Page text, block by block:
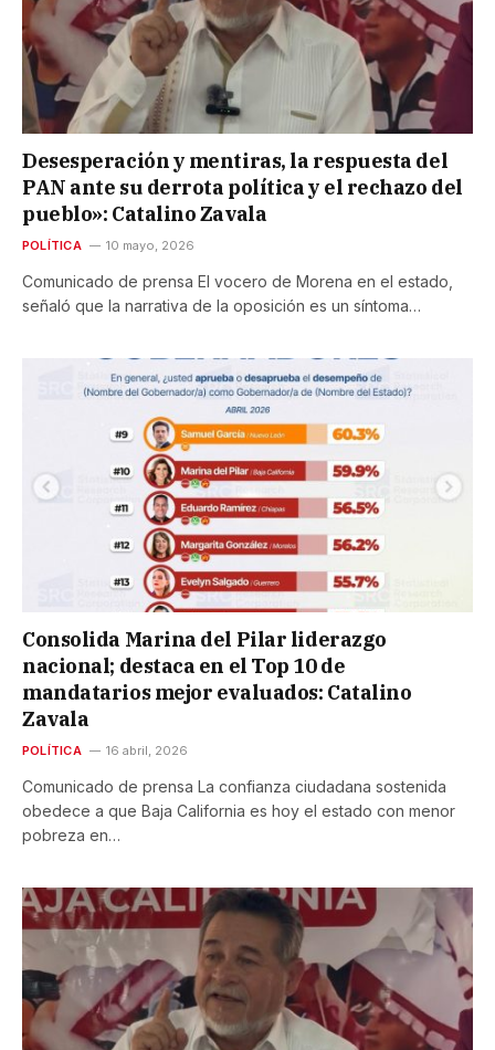
Desesperación y mentiras, la respuesta del
PAN ante su derrota política y el rechazo del
pueblo»: Catalino Zavala
POLÍTICA 10 mayo, 2026
Comunicado de prensa ​El vocero de Morena en el estado,
señaló que la narrativa de la oposición es un síntoma…
Consolida Marina del Pilar liderazgo
nacional; destaca en el Top 10 de
mandatarios mejor evaluados: Catalino
Zavala
POLÍTICA 16 abril, 2026
Comunicado de prensa La confianza ciudadana sostenida
obedece a que Baja California es hoy el estado con menor
pobreza en…